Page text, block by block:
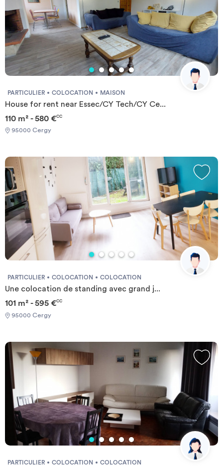
PARTICULIER COLOCATION MAISON
House for rent near Essec/CY Tech/CY Ce...
110 m² - 580 €CC
95000 Cergy
PARTICULIER COLOCATION COLOCATION
Une colocation de standing avec grand j...
101 m² - 595 €CC
95000 Cergy
PARTICULIER COLOCATION COLOCATION